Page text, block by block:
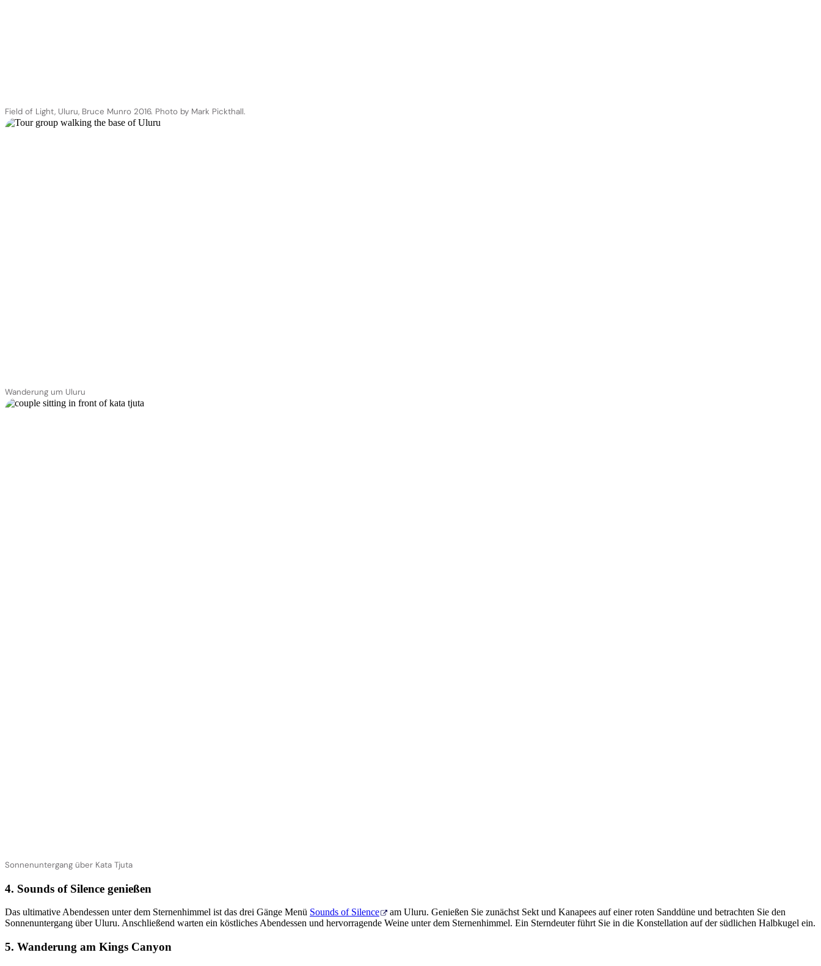
Field of Light, Uluru, Bruce Munro 2016. Photo by Mark Pickthall.
Wanderung um Uluru
Sonnenuntergang über Kata Tjuta
4. Sounds of Silence genießen
Das ultimative Abendessen unter dem Sternenhimmel ist das drei Gänge Menü Sounds of Silence
am Uluru. Genießen Sie zunächst Sekt und Kanapees auf einer roten Sanddüne und betrachten Sie den
Sonnenuntergang über Uluru. Anschließend warten ein köstliches Abendessen und hervorragende Weine unter dem Sternenhimmel. Ein Sterndeuter führt Sie in die Konstellation auf der südlichen Halbkugel ein.
5. Wanderung am Kings Canyon